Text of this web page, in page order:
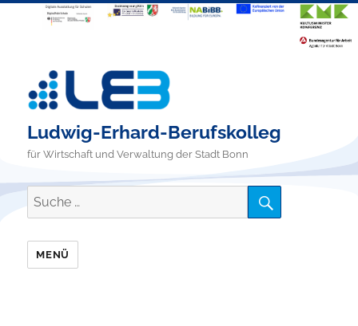
Ludwig-Erhard-Berufskolleg
für Wirtschaft und Verwaltung der Stadt Bonn
Suche
nach:
SUCHE
MENÜ